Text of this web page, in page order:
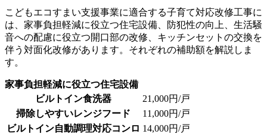
こどもエコすまい支援事業に適合する子育て対応改修工事に
は、家事負担軽減に役立つ住宅設備、防犯性の向上、生活騒
音への配慮に役立つ開口部の改修、キッチンセットの交換を
伴う対面化改修があります。それぞれの補助額を解説しま
す。
家事負担軽減に役立つ住宅設備
ビルトイン食洗器
21,000円/戸
掃除しやすいレンジフード
11,000円/戸
ビルトイン自動調理対応コンロ 14,000円/戸